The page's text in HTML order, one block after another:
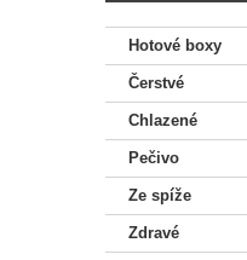
Hotové boxy
Čerstvé
Chlazené
Pečivo
Ze spíže
Zdravé